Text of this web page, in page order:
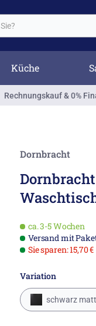
Küche
Rechnungskauf & 0%
Dornbracht
ca. 3-5 Wochen
Versand mit
Sie sparen: 15,70 €
Variation
schwarz matt